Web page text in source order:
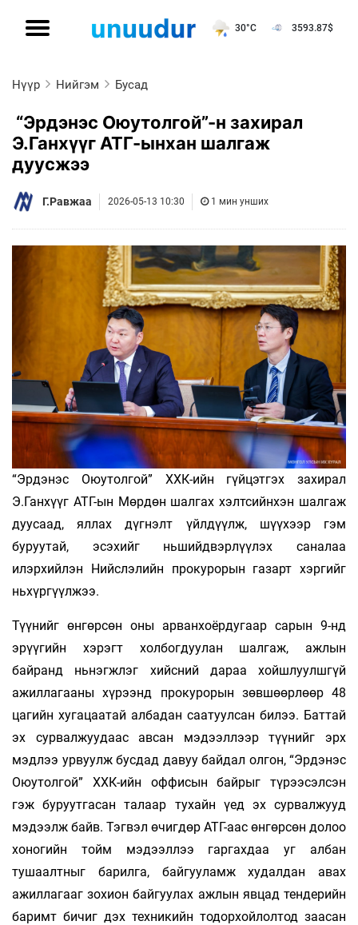
30°C 3593.87$
Нүүр Нийгэм Бусад
“Эрдэнэс Оюутолгой”-н захирал
Э.Ганхүүг АТГ-ынхан шалгаж
дуусжээ
Г.Равжаа 2026-05-13 10:30 1 мин унших
“Эрдэнэс Оюутолгой” ХХК-ийн гүйцэтгэх захирал
Э.Ганхүүг АТГ-ын Мөрдөн шалгах хэлтсийнхэн шалгаж
дуусаад, яллах дүгнэлт үйлдүүлж, шүүхээр гэм
буруутай, эсэхийг ньшийдвэрлүүлэх саналаа
илэрхийлэн Нийслэлийн прокурорын газарт хэргийг
ньхүргүүлжээ.
Түүнийг өнгөрсөн оны арванхоёрдугаар сарын 9-нд
эрүүгийн хэрэгт холбогдуулан шалгаж, ажлын
байранд ньнэгжлэг хийсний дараа хойшлуулшгүй
ажиллагааны хүрээнд прокурорын зөвшөөрлөөр 48
цагийн хугацаатай албадан саатуулсан билээ. Баттай
эх сурвалжуудаас авсан мэдээллээр түүнийг эрх
мэдлээ урвуулж бусдад давуу байдал олгон, “Эрдэнэс
Оюутолгой” ХХК-ийн оффисын байрыг түрээсэлсэн
гэж буруутгасан талаар тухайн үед эх сурвалжууд
мэдээлж байв. Тэгвэл өчигдөр АТГ-аас өнгөрсөн долоо
хоногийн тойм мэдээллээ гаргахдаа уг албан
тушаалтныг барилга, байгууламж худалдан авах
ажиллагааг зохион байгуулах ажлын явцад тендерийн
баримт бичиг дэх техникийн тодорхойлолтод заасан